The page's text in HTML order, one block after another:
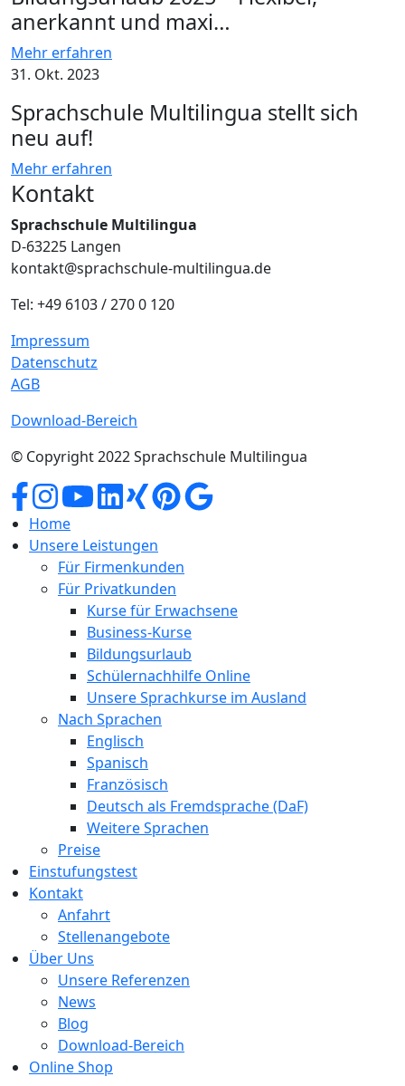
anerkannt und maxi…
Mehr erfahren
31. Okt. 2023
Sprachschule Multilingua stellt sich
neu auf!
Mehr erfahren
Kontakt
Sprachschule Multilingua
D-63225 Langen
kontakt@sprachschule-multilingua.de
Tel: +49 6103 / 270 0 120
Impressum
Datenschutz
AGB
Download-Bereich
© Copyright 2022 Sprachschule Multilingua
Home
Unsere Leistungen
Für Firmenkunden
Für Privatkunden
Kurse für Erwachsene
Business-Kurse
Bildungsurlaub
Schülernachhilfe Online
Unsere Sprachkurse im Ausland
Nach Sprachen
Englisch
Spanisch
Französisch
Deutsch als Fremdsprache (DaF)
Weitere Sprachen
Preise
Einstufungstest
Kontakt
Anfahrt
Stellenangebote
Über Uns
Unsere Referenzen
News
Blog
Download-Bereich
Online Shop